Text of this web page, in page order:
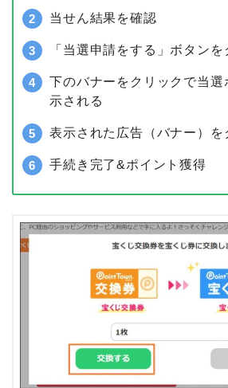
当せん結果を確認
「当選申請をする」ボタンを
下のバナーをクリックで当選
示される
表示された広告（バナー）を
手続き完了&ポイント獲得